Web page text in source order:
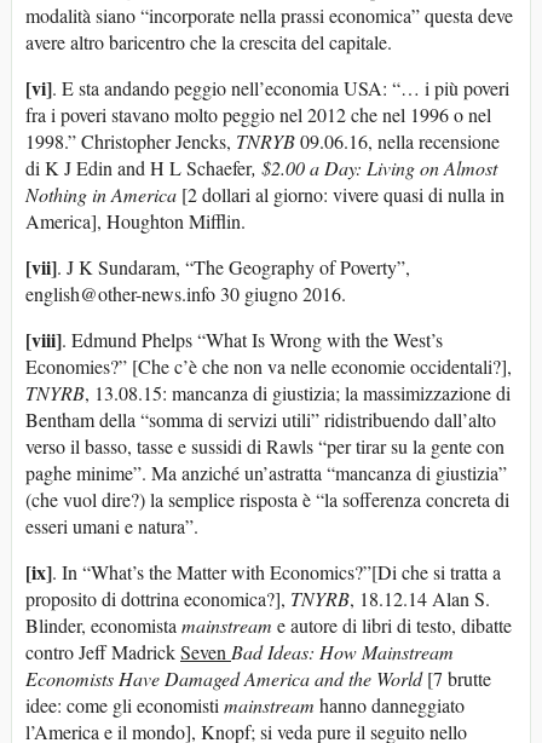
modalità siano “incorporate nella prassi economica” questa deve
avere altro baricentro che la crescita del capitale.
[vi]. E sta andando peggio nell’economia USA: “… i più poveri
fra i poveri stavano molto peggio nel 2012 che nel 1996 o nel
1998.” Christopher Jencks, TNRYB09.06.16, nella recensione
di K J Edin and H L Schaefer, $2.00 a Day: Living on Almost
Nothing in America [2 dollari al giorno: vivere quasi di nulla in
America], Houghton Mifflin.
[vii]. J K Sundaram, “The Geography of Poverty”,
english@other-news.info 30 giugno 2016.
[viii]. Edmund Phelps “What Is Wrong with the West’s
Economies?” [Che c’è che non va nelle economie occidentali?],
TNYRB, 13.08.15: mancanza di giustizia; la massimizzazione di
Bentham della “somma di servizi utili” ridistribuendo dall’alto
verso il basso, tasse e sussidi di Rawls “per tirar su la gente con
paghe minime”. Ma anziché un’astratta “mancanza di giustizia”
(che vuol dire?) la semplice risposta è “la sofferenza concreta di
esseri umani e natura”.
[ix]. In “What’s the Matter with Economics?”[Di che si tratta a
proposito di dottrina economica?], TNYRB, 18.12.14 Alan S.
Blinder, economistamainstream e autore di libri di testo, dibatte
contro Jeff MadrickSevenBad Ideas: How Mainstream
Economists Have Damaged America and the World[7 brutte
idee: come gli economistimainstream hanno danneggiato
l’America e il mondo], Knopf; si veda pure il seguito nello